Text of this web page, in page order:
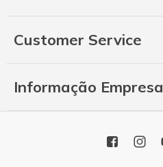
Customer Service
Informação Empresa